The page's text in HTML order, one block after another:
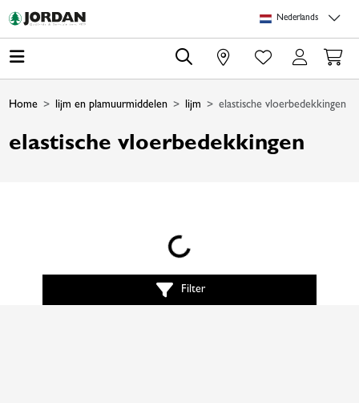
Nederlands
0
Home lijm en plamuurmiddelen lijm elastische vloerbedekkingen
elastische vloerbedekkingen
Loading...
Filter